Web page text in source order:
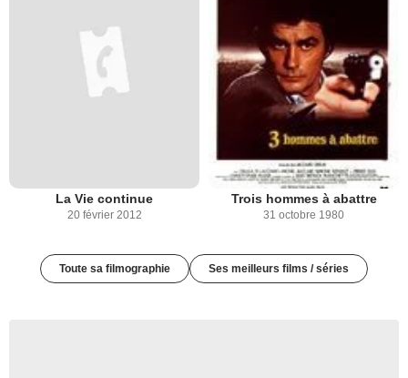
La Vie continue
20 février 2012
Trois hommes à abattre
31 octobre 1980
Toute sa filmographie Ses meilleurs films / séries